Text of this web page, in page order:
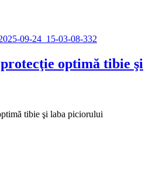
optimă tibie şi
tibie şi laba piciorului